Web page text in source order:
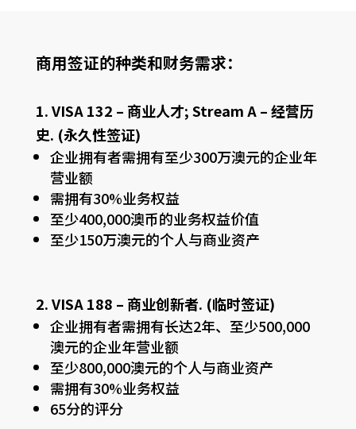
商用签证的种类和财务需求：
1. VISA 132 – 商业人才; Stream A – 经营历
史. (永久性签证)
企业拥有者需拥有至少300万澳元的企业年
营业额
需拥有30%业务权益
至少400,000澳币的业务权益价值
至少150万澳元的个人与商业资产
2. VISA 188 – 商业创新者. (临时签证)
企业拥有者需拥有长达2年、至少500,000
澳元的企业年营业额
至少800,000澳元的个人与商业资产
需拥有30%业务权益
65分的评分